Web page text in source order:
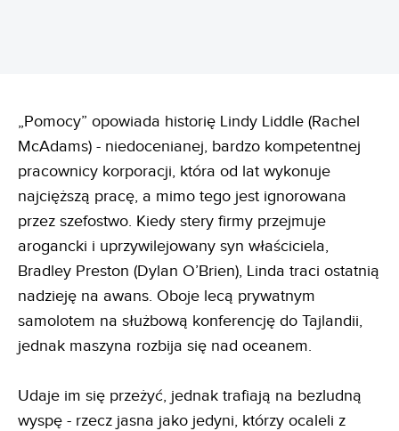
„Pomocy” opowiada historię Lindy Liddle (Rachel
McAdams) - niedocenianej, bardzo kompetentnej
pracownicy korporacji, która od lat wykonuje
najcięższą pracę, a mimo tego jest ignorowana
przez szefostwo. Kiedy stery firmy przejmuje
arogancki i uprzywilejowany syn właściciela,
Bradley Preston (Dylan O’Brien), Linda traci ostatnią
nadzieję na awans. Oboje lecą prywatnym
samolotem na służbową konferencję do Tajlandii,
jednak maszyna rozbija się nad oceanem.
Udaje im się przeżyć, jednak trafiają na bezludną
wyspę - rzecz jasna jako jedyni, którzy ocaleli z